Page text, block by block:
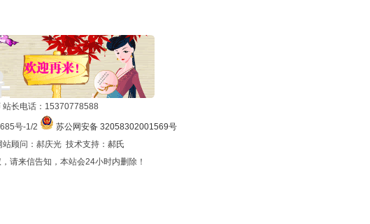
站长电话：15370778588
号-1/2
苏公网安备 32058302001569号
顾问：郝庆光 技术支持： 郝氏
请来信告知，本站会24小时内删除！